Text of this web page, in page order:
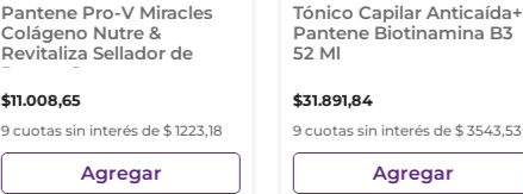
Pantene Pro-V Miracles
Colágeno Nutre &
Revitaliza Sellador de
Puntas Serum
Concentrado 90 Ml
$11.008,65
9 cuotas sin interés de $ 1223,18
Agregar
Tónico Capilar Anticaída+
Pantene Biotinamina B3
52 Ml
$31.891,84
9 cuotas sin interés de $ 3543,53
Agregar